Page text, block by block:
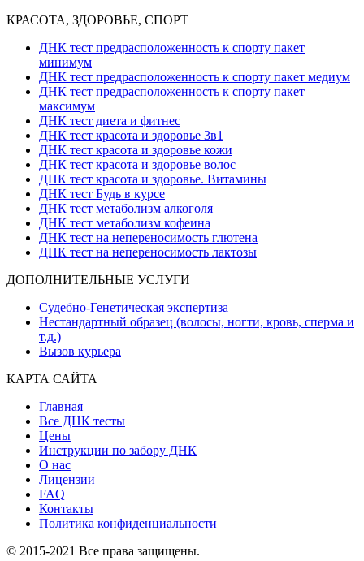
КРАСОТА, ЗДОРОВЬЕ, СПОРТ
ДНК тест предрасположенность к спорту пакет
минимум
ДНК тест предрасположенность к спорту пакет медиум
ДНК тест предрасположенность к спорту пакет
максимум
ДНК тест диета и фитнес
ДНК тест красота и здоровье 3в1
ДНК тест красота и здоровье кожи
ДНК тест красота и здоровье волос
ДНК тест красота и здоровье. Витамины
ДНК тест Будь в курсе
ДНК тест метаболизм алкоголя
ДНК тест метаболизм кофеина
ДНК тест на непереносимость глютена
ДНК тест на непереносимость лактозы
ДОПОЛНИТЕЛЬНЫЕ УСЛУГИ
Судебно-Генетическая экспертиза
Нестандартный образец (волосы, ногти, кровь, сперма и
т.д.)
Вызов курьера
КАРТА САЙТА
Главная
Все ДНК тесты
Цены
Инструкции по забору ДНК
О нас
Лицензии
FAQ
Контакты
Политика конфиденциальности
© 2015-2021 Все права защищены.